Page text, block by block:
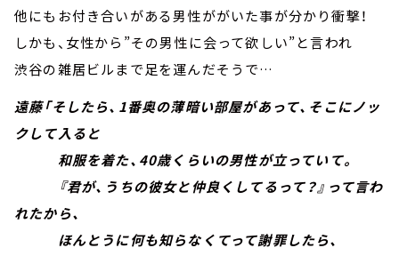
他にもお付き合いがある男性ががいた事が分かり衝撃！
しかも、女性から”その男性に会って欲しい”と言われ
渋谷の雑居ビルまで足を運んだそうで…
遠藤「そしたら、1番奥の薄暗い部屋があって、そこにノッ
クして入ると
和服を着た、40歳くらいの男性が立っていて。
『君が、うちの彼女と仲良くしてるって？』って言わ
れたから、
ほんとうに何も知らなくてって謝罪したら、